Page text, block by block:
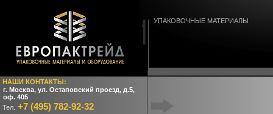
НАШИ КОНТАКТЫ:
г. Москва, ул. Остаповский проезд, д.5,
оф. 405
Тел. +7 (495) 782-92-32
УПАКОВОЧНЫЕ МАТЕРИАЛЫ